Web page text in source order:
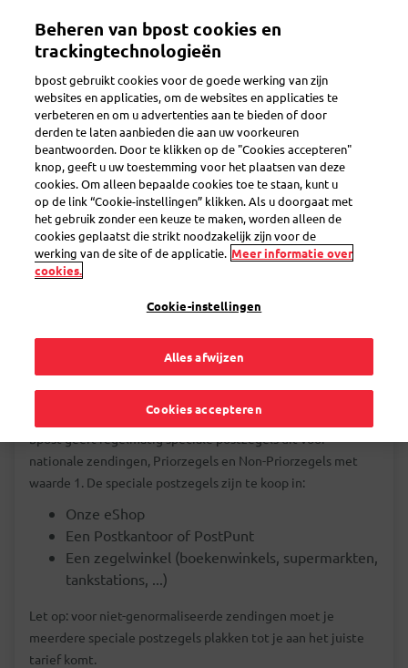
inhoud
Toggle navigation
Verzamelen van postzegels
Waar vind ik speciale
postzegels voor
bijzondere
gelegenheden?
bpost geeft regelmatig speciale postzegels uit voor
nationale zendingen, Priorzegels en Non-Priorzegels met
waarde 1. De speciale postzegels zijn te koop in:
Onze eShop
Een Postkantoor of PostPunt
Een zegelwinkel (boekenwinkels, supermarkten,
tankstations, ...)
Let op: voor niet-genormaliseerde zendingen moet je
meerdere speciale postzegels plakken tot je aan het juiste
tarief komt.
Beheren van bpost cookies en
trackingtechnologieën
bpost gebruikt cookies voor de goede werking van zijn
websites en applicaties, om de websites en applicaties te
verbeteren en om u advertenties aan te bieden of door
derden te laten aanbieden die aan uw voorkeuren
beantwoorden. Door te klikken op de "Cookies accepteren"
knop, geeft u uw toestemming voor het plaatsen van deze
cookies. Om alleen bepaalde cookies toe te staan, kunt u
op de link “Cookie-instellingen” klikken. Als u doorgaat met
het gebruik zonder een keuze te maken, worden alleen de
cookies geplaatst die strikt noodzakelijk zijn voor de
werking van de site of de applicatie. Meer informatie over
cookies.
Cookie-instellingen
Alles afwijzen
Cookies accepteren